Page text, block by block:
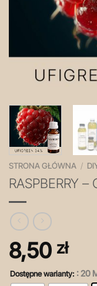
STRONA GŁÓWNA /
RASPBERRY –
8,50 zł
Dostępne warianty: : 20